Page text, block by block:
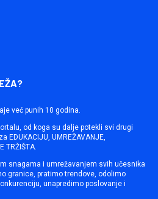
već punih 10 godina.
od koga su dalje potekli svi drugi
UMREŽAVANJE,
TRŽIŠTA.
snagama i umrežavanjem svih učesnika
granice, pratimo trendove, odolimo
unapredimo poslovanje i